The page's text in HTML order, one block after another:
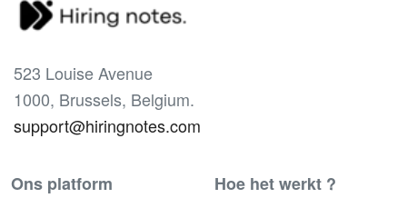
523 Louise Avenue
1000, Brussels, Belgium.
support@hiringnotes.com
Ons platform Hoe het werkt ?